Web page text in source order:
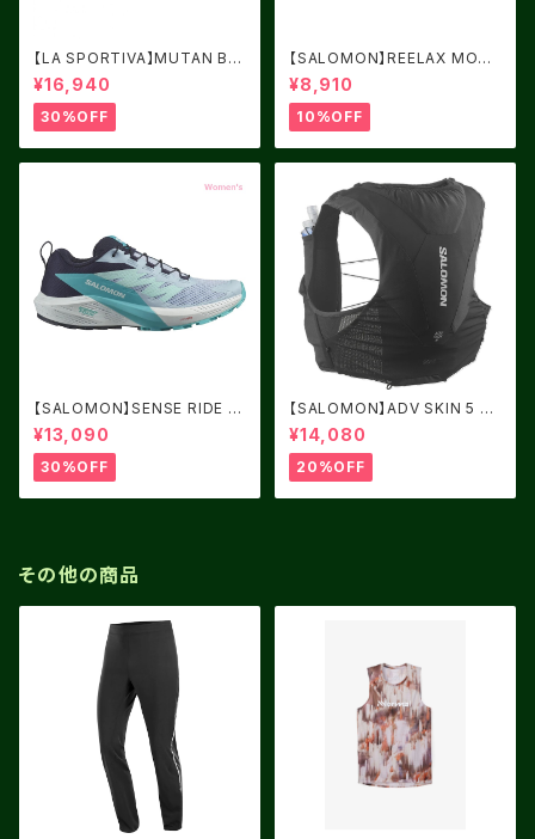
【LA SPORTIVA】MUTAN BL
ACK/YELLOW サイズ：41
¥16,940
30%OFF
【SALOMON】REELAX MOC
6.0 Black / Black / Alloy
¥8,910
10%OFF
【SALOMON】SENSE RIDE 5
Women Cashmere Blue / C
arbon / Peacock Blue
¥13,090
30%OFF
【SALOMON】ADV SKIN 5 BL
ACK
¥14,080
20%OFF
その他の商品